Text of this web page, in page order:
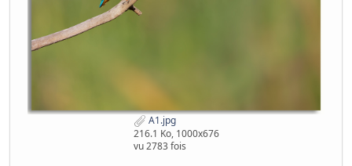
A1.jpg
216.1 Ko, 1000x676
vu 2783 fois